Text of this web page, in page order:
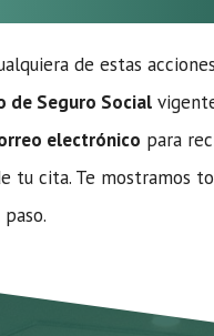
de estas
de Seguro Social
electrónico para
tu cita. Te mostramos